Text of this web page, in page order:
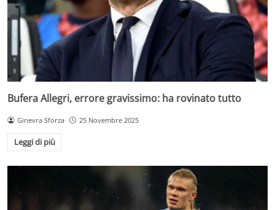
Bufera Allegri, errore gravissimo: ha rovinato tutto
Ginevra Sforza 25 Novembre 2025
Leggi di più